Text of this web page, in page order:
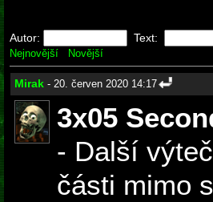
Autor: Text:
Nejnovější Novější
Mirak - 20. červen 2020 14:17
3x05
- Další
části mimo